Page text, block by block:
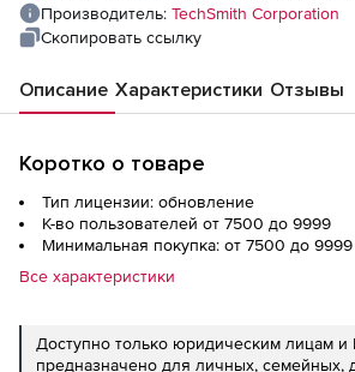
Производитель: TechSmith Corporation
Скопировать ссылку
Описание Характеристики Отзывы
Коротко о товаре
Тип лицензии: обновление
К-во пользователей от 7500 до 9999
Минимальная покупка: от 7500 до 9999
Все характеристики
Доступно только юридическим лицам
предназначено для личных, семейных,